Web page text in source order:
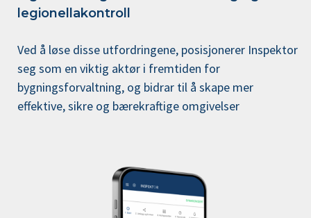
legionellakontroll
Ved å løse disse utfordringene, posisjonerer Inspektor
seg som en viktig aktør i fremtiden for
bygningsforvaltning, og bidrar til å skape mer
effektive, sikre og bærekraftige omgivelser